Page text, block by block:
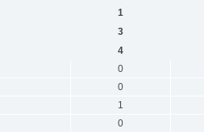
1
3
4
0
0
1
0